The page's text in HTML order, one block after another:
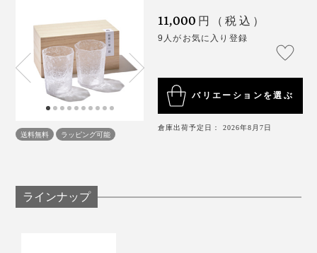
丸底の「陽」は、容量300ml。ゆらゆらと揺れて、飲み
物が空気に触れやすく、香りをゆったり楽しみたいドリ
もともとエンジニアなので、職人の技を科学的に分析す
るのは得意でして、大正時代の職人ができたことを解明
現在でも、平らなガラス板に「結霜加工」する職人さん
送料無料 ラッピング可能
11,000 円（税込）
9人がお気に入り登録
バリエーションを選ぶ
倉庫出荷予定日： 2026年8月7日
ラインナップ